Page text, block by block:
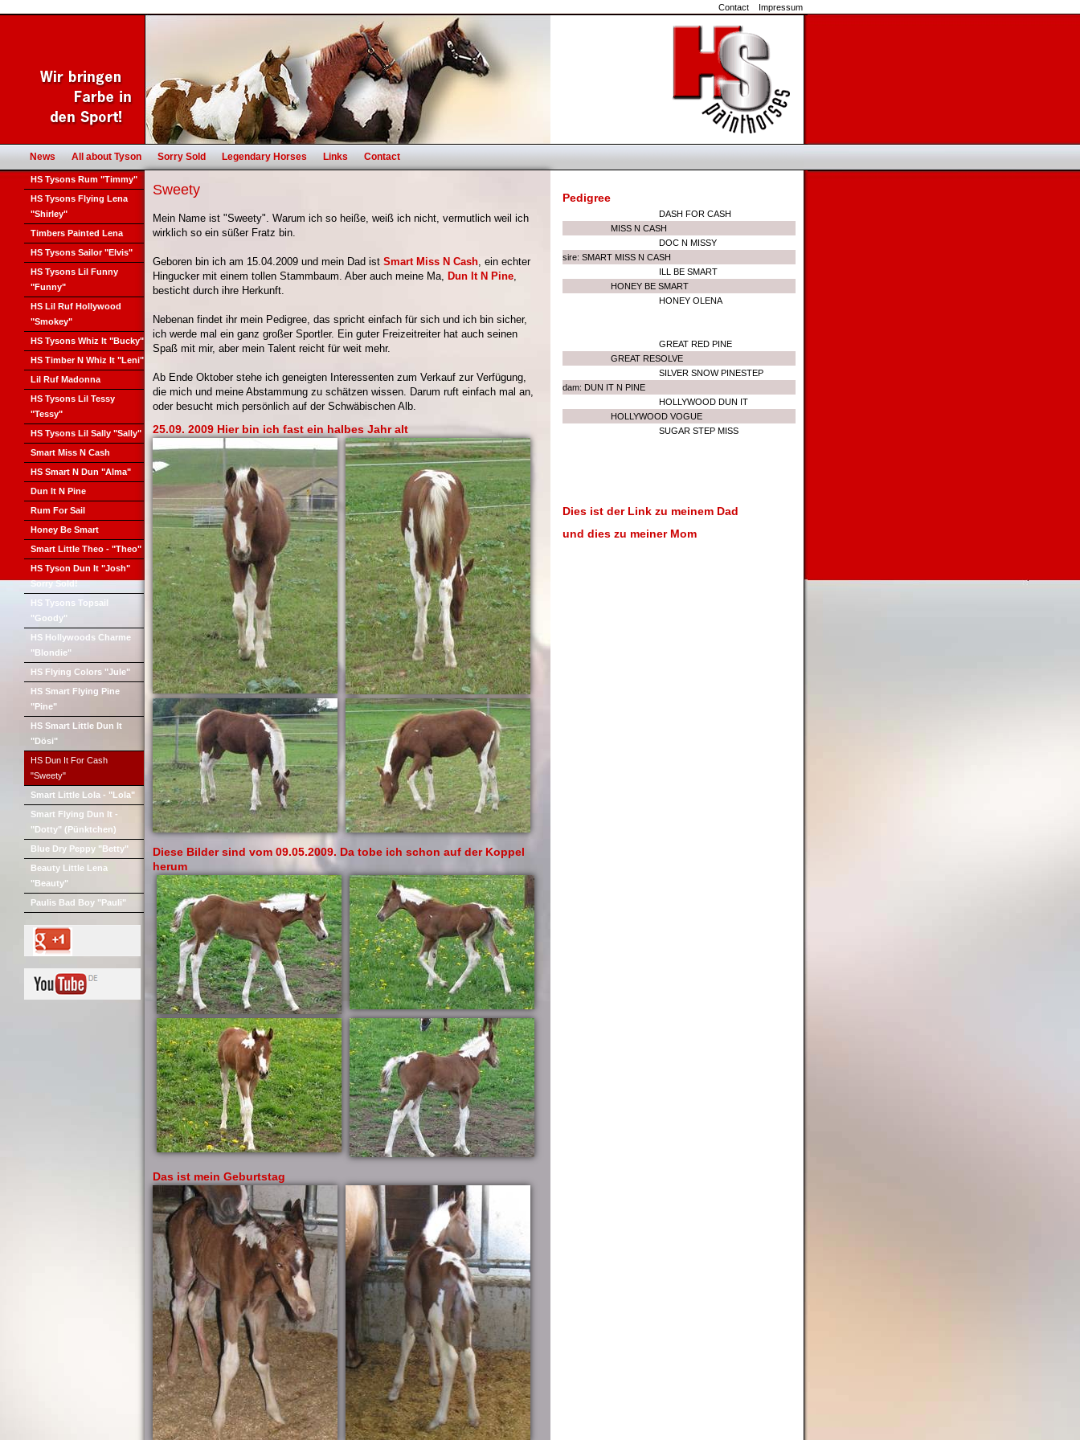
Contact Impressum
News All about Tyson Sorry Sold Legendary Horses Links Contact
HS Tysons Rum "Timmy"
HS Tysons Flying Lena
"Shirley"
Timbers Painted Lena
HS Tysons Sailor "Elvis"
HS Tysons Lil Funny
"Funny"
HS Lil Ruf Hollywood
"Smokey"
HS Tysons Whiz It "Bucky"
HS Timber N Whiz It "Leni"
Lil Ruf Madonna
HS Tysons Lil Tessy
"Tessy"
HS Tysons Lil Sally "Sally"
Smart Miss N Cash
HS Smart N Dun "Alma"
Dun It N Pine
Rum For Sail
Honey Be Smart
Smart Little Theo - "Theo"
HS Tyson Dun It "Josh"
Sorry Sold!
HS Tysons Topsail
"Goody"
HS Hollywoods Charme
"Blondie"
HS Flying Colors "Jule"
HS Smart Flying Pine
"Pine"
HS Smart Little Dun It
"Dösi"
HS Dun It For Cash
"Sweety"
Smart Little Lola - "Lola"
Smart Flying Dun It -
"Dotty" (Pünktchen)
Blue Dry Peppy "Betty"
Beauty Little Lena
"Beauty"
Paulis Bad Boy "Pauli"
Sweety
Mein Name ist "Sweety". Warum ich so heiße, weiß ich nicht, vermutlich weil ich
wirklich so ein süßer Fratz bin.
Geboren bin ich am 15.04.2009 und mein Dad ist Smart Miss N Cash, ein echter
Hingucker mit einem tollen Stammbaum. Aber auch meine Ma, Dun It N Pine,
besticht durch ihre Herkunft.
Nebenan findet ihr mein Pedigree, das spricht einfach für sich und ich bin sicher,
ich werde mal ein ganz großer Sportler. Ein guter Freizeitreiter hat auch seinen
Spaß mit mir, aber mein Talent reicht für weit mehr.
Ab Ende Oktober stehe ich geneigten Interessenten zum Verkauf zur Verfügung,
die mich und meine Abstammung zu schätzen wissen. Darum ruft einfach mal an,
oder besucht mich persönlich auf der Schwäbischen Alb.
25.09. 2009 Hier bin ich fast ein halbes Jahr alt
Diese Bilder sind vom 09.05.2009. Da tobe ich schon auf der Koppel
herum
Das ist mein Geburtstag
Pedigree
DASH FOR CASH
MISS N CASH
DOC N MISSY
sire: SMART MISS N CASH
ILL BE SMART
HONEY BE SMART
HONEY OLENA
GREAT RED PINE
GREAT RESOLVE
SILVER SNOW PINESTEP
dam: DUN IT N PINE
HOLLYWOOD DUN IT
HOLLYWOOD VOGUE
SUGAR STEP MISS
Dies ist der Link zu meinem Dad
und dies zu meiner Mom